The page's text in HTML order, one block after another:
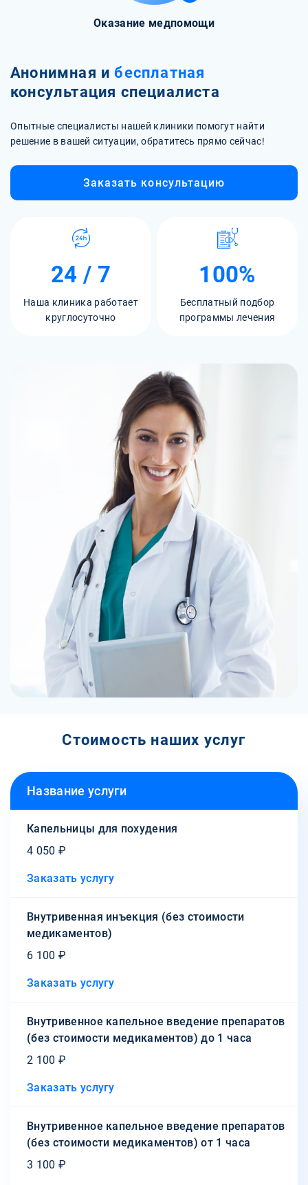
Оказание медпомощи
Анонимная и бесплатная
консультация специалиста
Опытные специалисты нашей клиники помогут найти
решение в вашей ситуации, обратитесь прямо сейчас!
Заказать консультацию
24 / 7
Наша клиника работает
круглосуточно
100%
Бесплатный подбор
программы лечения
Стоимость наших услуг
Название услуги
Капельницы для похудения
4 050 ₽
Заказать услугу
Внутривенная инъекция (без стоимости
медикаментов)
6 100 ₽
Заказать услугу
Внутривенное капельное введение препаратов
(без стоимости медикаментов) до 1 часа
2 100 ₽
Заказать услугу
Внутривенное капельное введение препаратов
(без стоимости медикаментов) от 1 часа
3 100 ₽